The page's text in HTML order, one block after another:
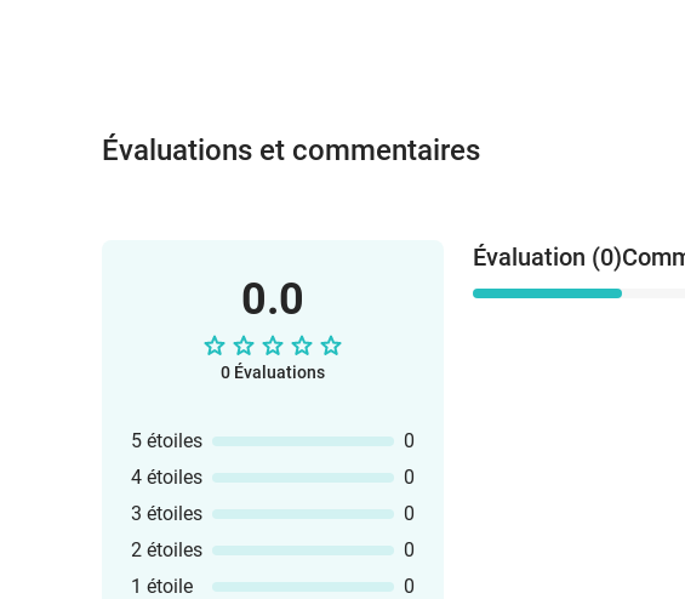
Évaluations et commentaires
0.0
0 Évaluations
5 étoiles
0
4 étoiles
0
3 étoiles
0
2 étoiles
0
1 étoile
0
Évaluation (0)